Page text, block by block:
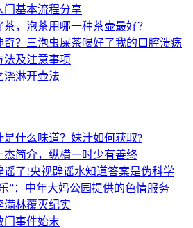
门基本流程分享
，泡茶用哪一种茶壶最好？
奇？三泡虫屎茶喝好了我的口腔溃疡
法及注意事项
浇淋开壶法
什么味道？妹汁如何获取?
杰简介，纵横一时少有善终
谣了!央视辟谣水知道答案是伪科学
”：中年大妈公园提供的色情服务
满林覆灭纪实
门事件始末